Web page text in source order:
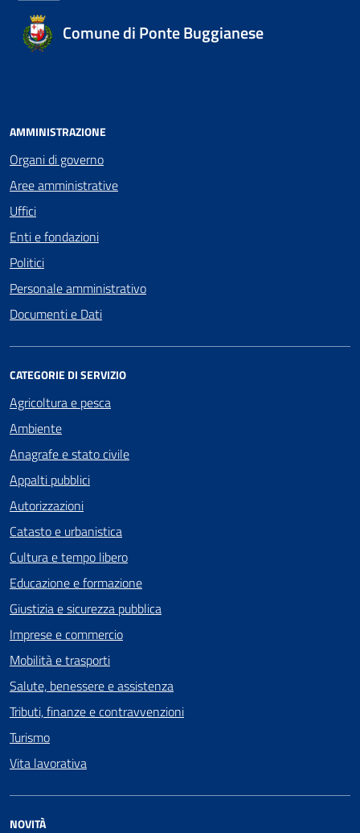
Comune di Ponte Buggianese
AMMINISTRAZIONE
Organi di governo
Aree amministrative
Uffici
Enti e fondazioni
Politici
Personale amministrativo
Documenti e Dati
CATEGORIE DI SERVIZIO
Agricoltura e pesca
Ambiente
Anagrafe e stato civile
Appalti pubblici
Autorizzazioni
Catasto e urbanistica
Cultura e tempo libero
Educazione e formazione
Giustizia e sicurezza pubblica
Imprese e commercio
Mobilità e trasporti
Salute, benessere e assistenza
Tributi, finanze e contravvenzioni
Turismo
Vita lavorativa
NOVITÀ